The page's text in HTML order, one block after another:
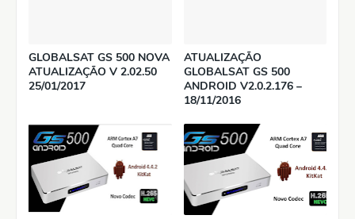
GLOBALSAT GS 500 NOVA
ATUALIZAÇÃO V 2.02.50
25/01/2017
ATUALIZAÇÃO
GLOBALSAT GS 500
ANDROID V2.0.2.176 –
18/11/2016